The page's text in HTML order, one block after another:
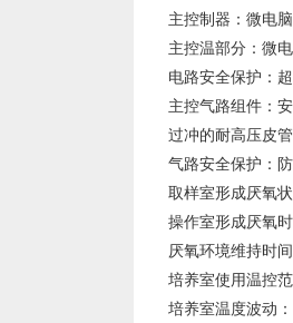
主控制器：微电
主控温部分：微
电路安全保护：
主控气路组件：
过冲的耐高压皮
气路安全保护：
取样室形成厌氧
操作室形成厌氧
厌氧环境维持时
培养室使用温控
培养室温度波动